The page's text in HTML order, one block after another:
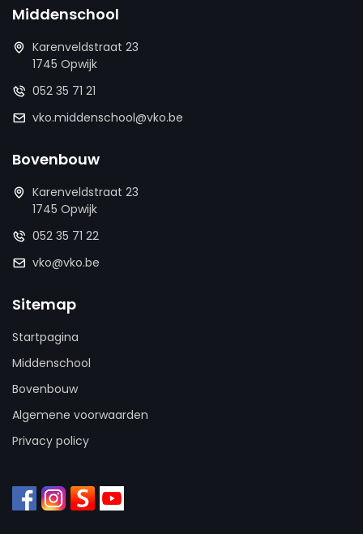
Middenschool
Karenveldstraat 23
1745 Opwijk
052 35 71 21
vko.middenschool@vko.be
Bovenbouw
Karenveldstraat 23
1745 Opwijk
052 35 71 22
vko@vko.be
Sitemap
Startpagina
Middenschool
Bovenbouw
Algemene voorwaarden
Privacy policy